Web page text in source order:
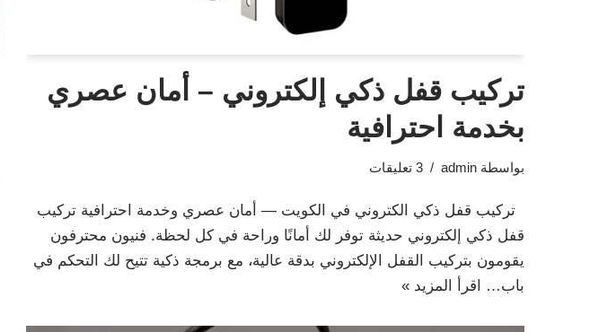
تركيب قفل ذكي إلكتروني – أمان عصري
بخدمة احترافية
بواسطة admin 3 تعليقات
تركيب قفل ذكي الكتروني في الكويت — أمان عصري وخدمة احترافية تركيب
قفل ذكي إلكتروني حديثة توفر لك أمانًا وراحة في كل لحظة. فنيون محترفون
يقومون بتركيب القفل الإلكتروني بدقة عالية، مع برمجة ذكية تتيح لك التحكم في
باب…
اقرأ المزيد »